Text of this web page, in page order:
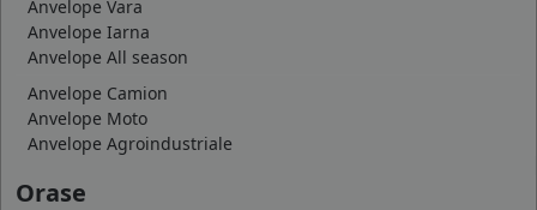
Anvelope Vara
Anvelope Iarna
Anvelope All season
Anvelope Camion
Anvelope Moto
Anvelope Agroindustriale
Orase